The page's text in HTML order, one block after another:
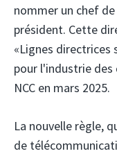
nommer un chef
président. Cette
«Lignes directrices
pour l'industrie
NCC en mars 2025.
La nouvelle règle,
de